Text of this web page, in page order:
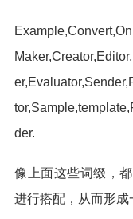
der.
像上面这些词缀，
进行搭配，从而形成